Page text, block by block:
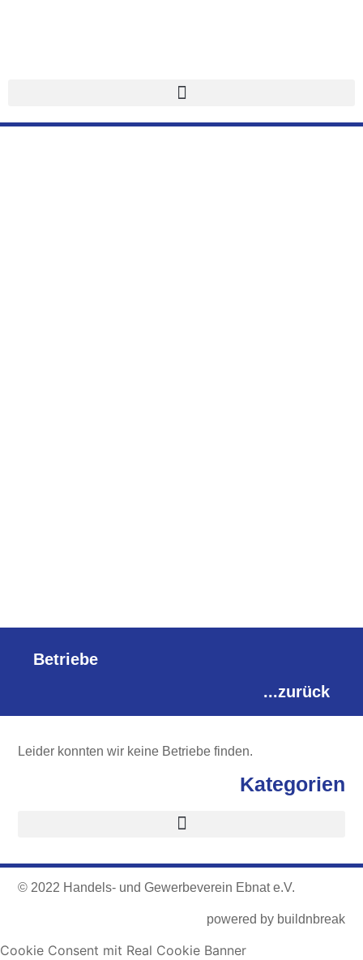
Betriebe
...zurück
Leider konnten wir keine Betriebe finden.
Kategorien
© 2022 Handels- und Gewerbeverein Ebnat e.V.
powered by buildnbreak
Cookie Consent mit Real Cookie Banner